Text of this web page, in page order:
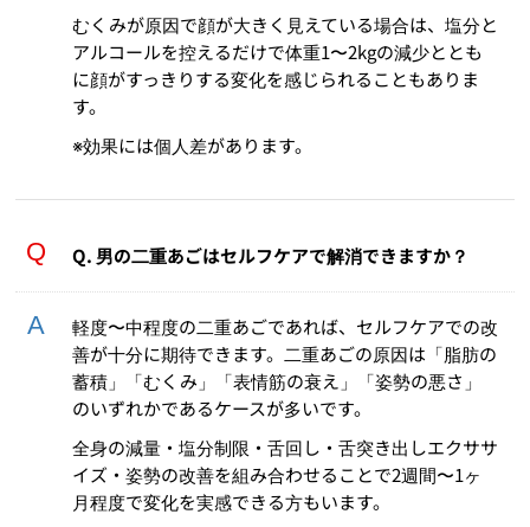
むくみが原因で顔が大きく見えている場合は、塩分と
アルコールを控えるだけで体重1〜2kgの減少ととも
に顔がすっきりする変化を感じられることもありま
す。
※効果には個人差があります。
Q. 男の二重あごはセルフケアで解消できますか？
軽度〜中程度の二重あごであれば、セルフケアでの改
善が十分に期待できます。二重あごの原因は「脂肪の
蓄積」「むくみ」「表情筋の衰え」「姿勢の悪さ」
のいずれかであるケースが多いです。
全身の減量・塩分制限・舌回し・舌突き出しエクササ
イズ・姿勢の改善を組み合わせることで2週間〜1ヶ
月程度で変化を実感できる方もいます。